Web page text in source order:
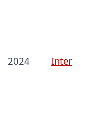
2024 Inter